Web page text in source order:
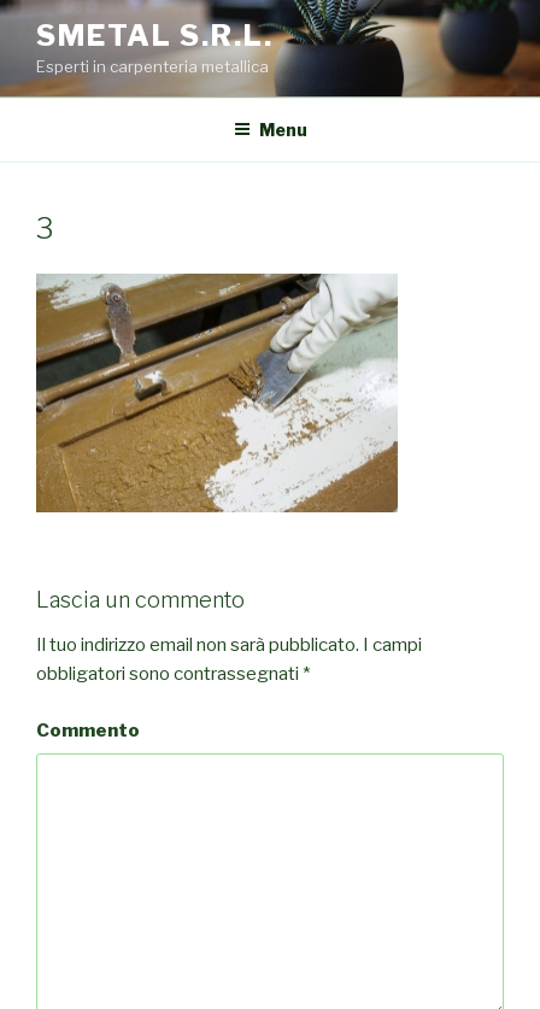
Salta
contenuto
SMETAL S.R.L.
Esperti in carpenteria metallica
Menu
3
Lascia un commento
Il tuo indirizzo email non sarà pubblicato. I campi
obbligatori sono contrassegnati *
Commento